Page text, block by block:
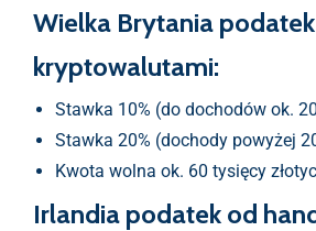
Wielka Brytania
kryptowalutami:
Stawka 10% (do dochodów ok.
Stawka 20% (dochody powyżej
Kwota wolna ok. 60 tysięcy
Irlandia podatek od